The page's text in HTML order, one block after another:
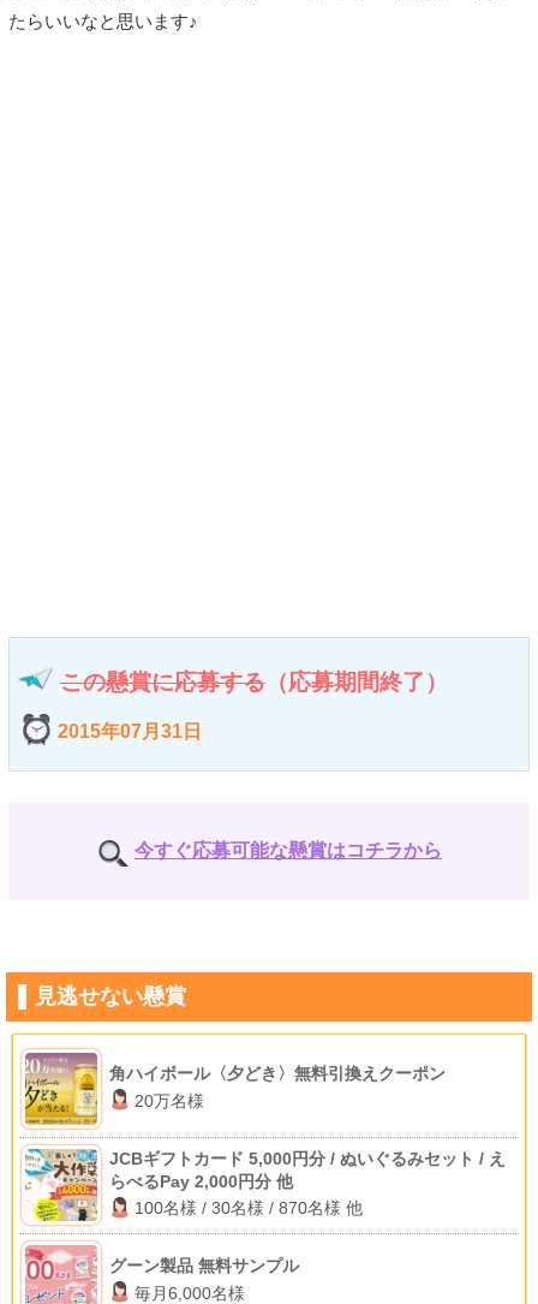
たらいいなと思います♪
この懸賞に応募する （応募期間終了）
2015年07月31日
今すぐ応募可能な懸賞はコチラから
見逃せない懸賞
角ハイボール〈夕どき〉無料引換えクーポン
20万名様
JCBギフトカード 5,000円分 / ぬいぐるみセット / え
らべるPay 2,000円分 他
100名様 / 30名様 / 870名様 他
グーン製品 無料サンプル
毎月6,000名様